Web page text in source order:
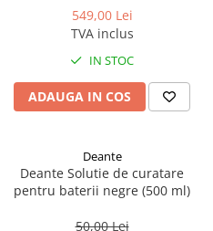
549,00 Lei
TVA inclus
IN STOC
ADAUGA IN COS
Deante
Deante Solutie de curatare
pentru baterii negre (500 ml)
50,00 Lei